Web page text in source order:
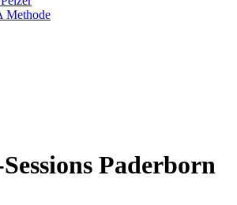
Methode
Paderborn